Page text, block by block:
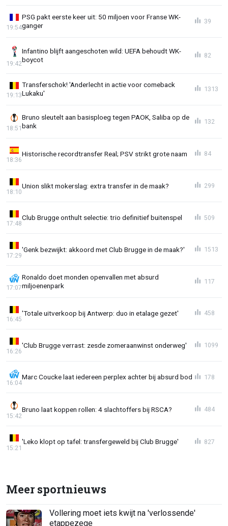
PSG pakt eerste keer uit: 50 miljoen voor Franse WK-
ganger
19:54
39
Infantino blijft aangeschoten wild: UEFA behoudt WK-
boycot
19:42
82
Transferschok! 'Anderlecht in actie voor comeback
Lukaku'
19:13
1313
Bruno sleutelt aan basisploeg tegen PAOK, Saliba op de
bank
18:51
132
Historische recordtransfer Real; PSV strikt grote naam
18:36
84
Union slikt mokerslag: extra transfer in de maak?
18:10
299
Club Brugge onthult selectie: trio definitief buitenspel
17:48
509
'Genk bezwijkt: akkoord met Club Brugge in de maak?'
17:29
1513
Ronaldo doet monden openvallen met absurd
miljoenenpark
17:07
117
'Totale uitverkoop bij Antwerp: duo in etalage gezet'
16:45
458
'Club Brugge verrast: zesde zomeraanwinst onderweg'
16:26
1099
Marc Coucke laat iedereen perplex achter bij absurd bod
16:04
178
Bruno laat koppen rollen: 4 slachtoffers bij RSCA?
15:42
484
'Leko klopt op tafel: transfergeweld bij Club Brugge'
15:21
827
Meer sportnieuws
Vollering moet iets kwijt na 'verlossende'
etappezege